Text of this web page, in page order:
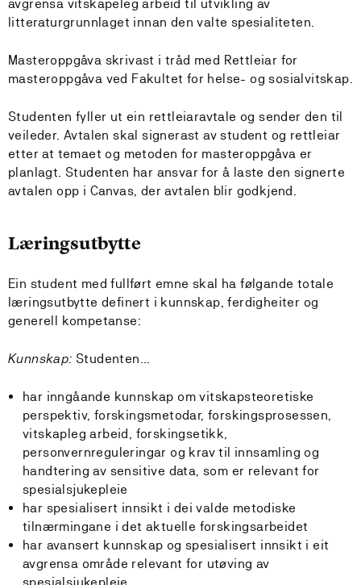
avgrensa vitskapeleg arbeid til utvikling av
litteraturgrunnlaget innan den valte spesialiteten.
Masteroppgåva skrivast i tråd med Rettleiar for
masteroppgåva ved Fakultet for helse- og sosialvitskap.
Studenten fyller ut ein rettleiaravtale og sender den til
veileder. Avtalen skal signerast av student og rettleiar
etter at temaet og metoden for masteroppgåva er
planlagt. Studenten har ansvar for å laste den signerte
avtalen opp i Canvas, der avtalen blir godkjend.
Læringsutbytte
Ein student med fullført emne skal ha følgande totale
læringsutbytte definert i kunnskap, ferdigheiter og
generell kompetanse:
Kunnskap: Studenten…
har inngåande kunnskap om vitskapsteoretiske
perspektiv, forskingsmetodar, forskingsprosessen,
vitskapleg arbeid, forskingsetikk,
personvernreguleringar og krav til innsamling og
handtering av sensitive data, som er relevant for
spesialsjukepleie
har spesialisert innsikt i dei valde metodiske
tilnærmingane i det aktuelle forskingsarbeidet
har avansert kunnskap og spesialisert innsikt i eit
avgrensa område relevant for utøving av